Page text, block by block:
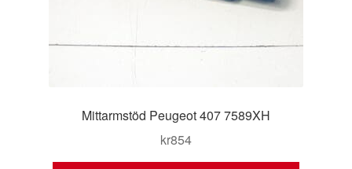
Mittarmstöd Peugeot 407 7589XH
kr854